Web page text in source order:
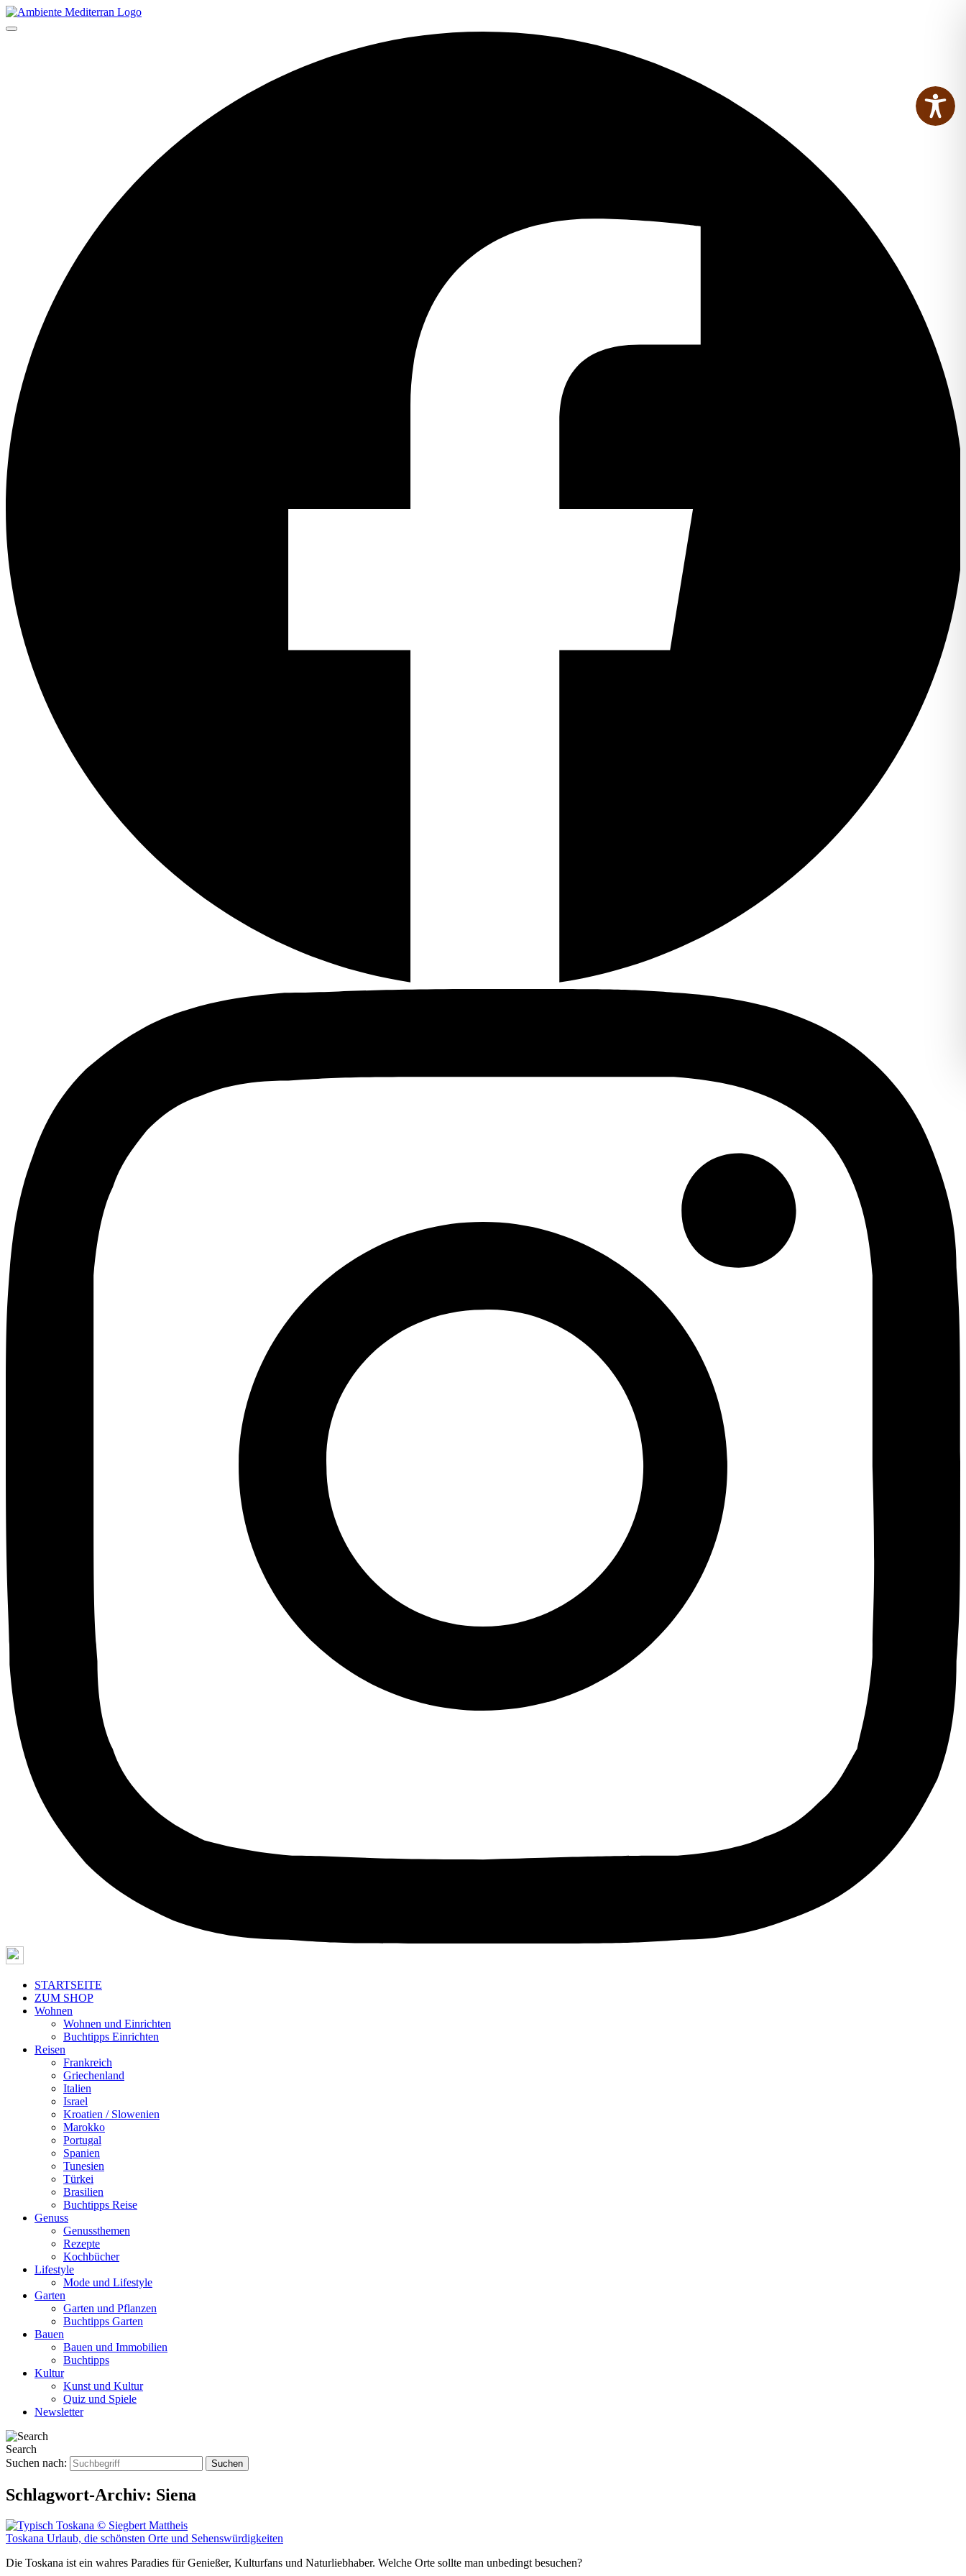
STARTSEITE
ZUM SHOP
Wohnen
Wohnen und Einrichten
Buchtipps Einrichten
Reisen
Frankreich
Griechenland
Italien
Israel
Kroatien / Slowenien
Marokko
Portugal
Spanien
Tunesien
Türkei
Brasilien
Buchtipps Reise
Genuss
Genussthemen
Rezepte
Kochbücher
Lifestyle
Mode und Lifestyle
Garten
Garten und Pflanzen
Buchtipps Garten
Bauen
Bauen und Immobilien
Buchtipps
Kultur
Kunst und Kultur
Quiz und Spiele
Newsletter
Search
Suchen nach:
Schlagwort-Archiv: Siena
Toskana Urlaub, die schönsten Orte und Sehenswürdigkeiten
Die Toskana ist ein wahres Paradies für Genießer, Kulturfans und Naturliebhaber. Welche Orte sollte man unbedingt besuchen?